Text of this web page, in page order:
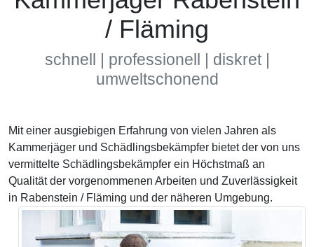
/ Fläming
schnell | professionell | diskret |
umweltschonend
Mit einer ausgiebigen Erfahrung von vielen Jahren als
Kammerjäger und Schädlingsbekämpfer bietet der von uns
vermittelte Schädlingsbekämpfer ein Höchstmaß an
Qualität der vorgenommenen Arbeiten und Zuverlässigkeit
in Rabenstein / Fläming und der näheren Umgebung.